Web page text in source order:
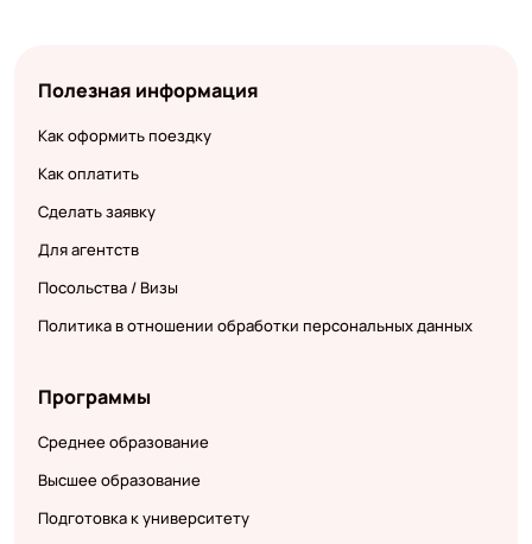
Полезная информация
Как оформить поездку
Как оплатить
Сделать заявку
Для агентств
Посольства / Визы
Политика в отношении обработки персональных данных
Программы
Среднее образование
Высшее образование
Подготовка к университету